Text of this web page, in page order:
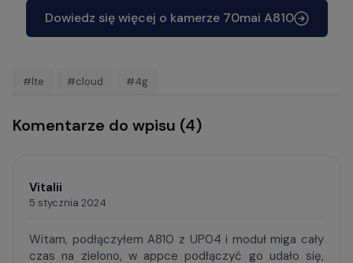
Dowiedz się więcej o kamerze 70mai A810
#lte #cloud #4g
Komentarze do wpisu (4)
Vitalii
5 stycznia 2024
Witam, podłączyłem A810 z UP04 i moduł miga cały
czas na zielono, w appce podłączyć go udało się,